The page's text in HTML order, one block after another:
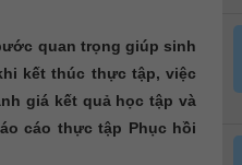
quan trọng giúp sinh
kết thúc thực tập, việc
giá kết quả học tập và
cáo thực tập Phục hồi